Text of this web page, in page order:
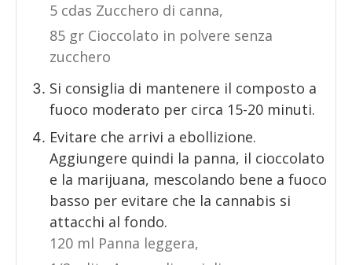
5 cdas Zucchero di canna,
85 gr Cioccolato in polvere senza
zucchero
Si consiglia di mantenere il composto a
fuoco moderato per circa 15-20 minuti.
Evitare che arrivi a ebollizione.
Aggiungere quindi la panna, il cioccolato
e la marijuana, mescolando bene a fuoco
basso per evitare che la cannabis si
attacchi al fondo.
120 ml Panna leggera,